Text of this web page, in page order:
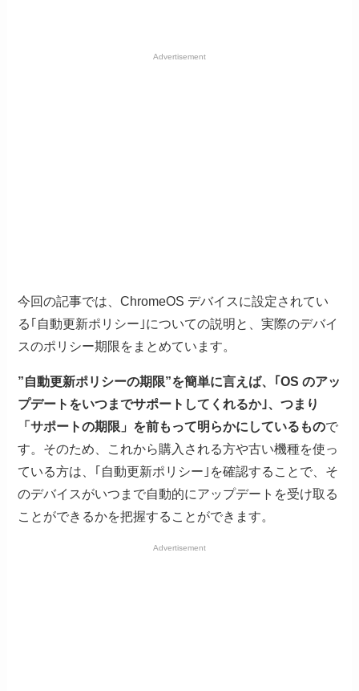
Advertisement
今回の記事では、ChromeOS デバイスに設定されてい
る｢自動更新ポリシー｣についての説明と、実際のデバイ
スのポリシー期限をまとめています。
”自動更新ポリシーの期限”を簡単に言えば、｢OS のアッ
プデートをいつまでサポートしてくれるか｣、つまり
「サポートの期限」を前もって明らかにしているもので
す。そのため、これから購入される方や古い機種を使っ
ている方は、｢自動更新ポリシー｣を確認することで、そ
のデバイスがいつまで自動的にアップデートを受け取る
ことができるかを把握することができます。
Advertisement